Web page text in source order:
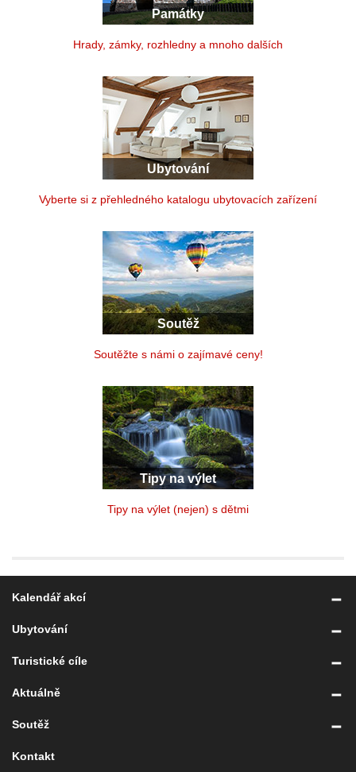
Památky
Hrady, zámky, rozhledny a mnoho dalších
Ubytování
Vyberte si z přehledného katalogu ubytovacích zařízení
Soutěž
Soutěžte s námi o zajímavé ceny!
Tipy na výlet
Tipy na výlet (nejen) s dětmi
Kalendář akcí
Ubytování
Turistické cíle
Aktuálně
Soutěž
Kontakt